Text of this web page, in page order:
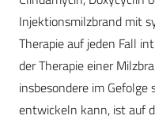
Injektionsmilzbrand mit
Therapie auf jeden Fall
der Therapie einer
insbesondere im
entwickeln kann, ist auf